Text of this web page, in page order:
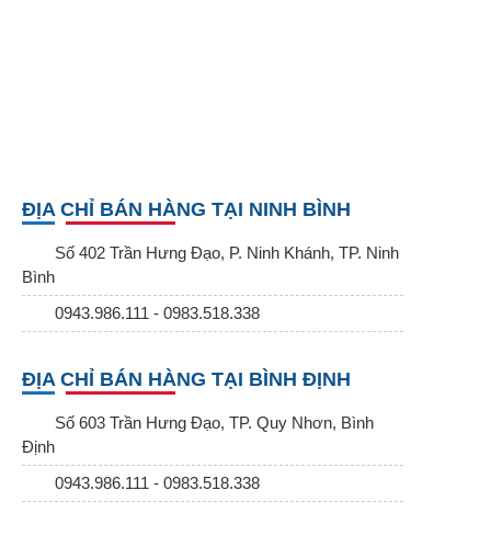
ĐỊA CHỈ BÁN HÀNG TẠI NINH BÌNH
Số 402 Trần Hưng Đạo, P. Ninh Khánh, TP. Ninh
Bình
0943.986.111 - 0983.518.338
ĐỊA CHỈ BÁN HÀNG TẠI BÌNH ĐỊNH
Số 603 Trần Hưng Đạo, TP. Quy Nhơn, Bình
Định
0943.986.111 - 0983.518.338